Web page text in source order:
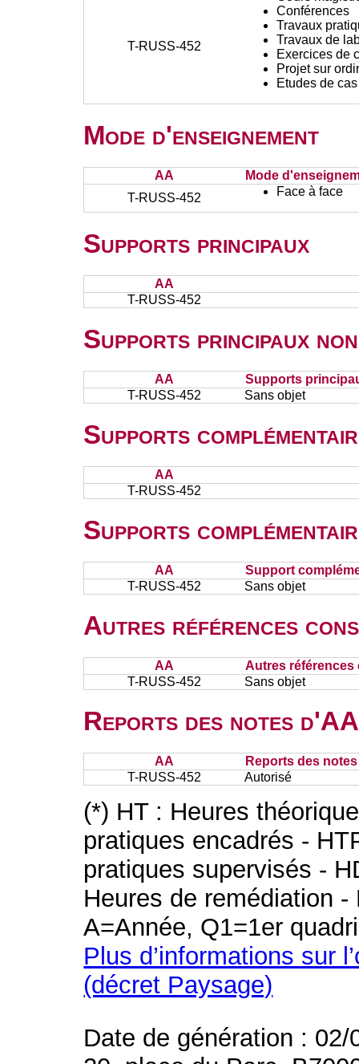
T-RUSS-452
Conférences
Travaux
Travaux de
Exercices de
Projet sur
Etudes de cas
Mode d'enseignement
AA
Mode
T-RUSS-452
Face à face
Supports principaux
AA
T-RUSS-452
Supports principaux
AA
Supports
T-RUSS-452
Sans objet
Supports
AA
T-RUSS-452
Supports
AA
Support
T-RUSS-452
Sans objet
Autres références
AA
Autres références
T-RUSS-452
Sans objet
Reports des notes
AA
Reports des
T-RUSS-452
Autorisé
(*) HT : Heures
pratiques encadrés -
pratiques supervisés -
Heures de remédiation
A=Année, Q1=1er
Plus d’informations sur
(décret Paysage)
Date de génération : 02/